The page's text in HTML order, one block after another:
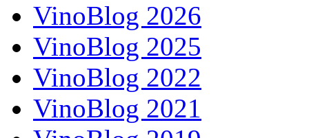
VinoBlog 2026
VinoBlog 2025
VinoBlog 2022
VinoBlog 2021